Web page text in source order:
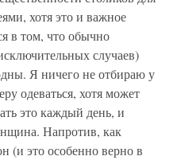
хотя это и важное
в том, что обычно
случаев)
Я ничего не отбираю у
одеваться, хотя может
это каждый день, и
Напротив, как
(и это особенно верно в